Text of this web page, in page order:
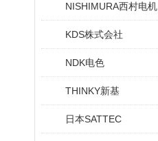
NISHIMURA西村电机
KDS株式会社
NDK电色
THINKY新基
日本SATTEC